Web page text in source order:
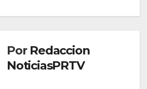
Por Redaccion
NoticiasPRTV